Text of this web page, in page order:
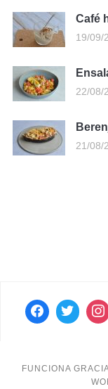
Café
19/09/
22/08/
21/08/
FUNCIONA